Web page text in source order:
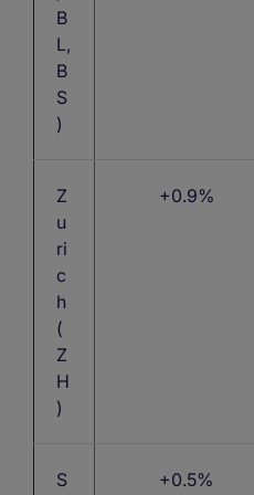
B
L,
B
S
)
Z
u
ri
c
h
(
Z
H
)
+0.9%
S
+0.5%